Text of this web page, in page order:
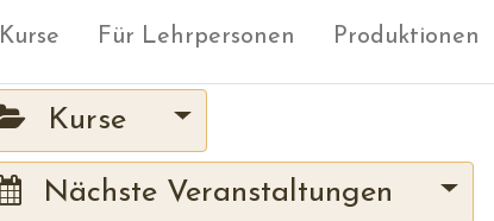
Kurse Für Lehrpersonen Produktionen
Kurse
Nächste Veranstaltungen